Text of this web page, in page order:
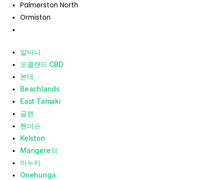
Palmerston North
Ormiston
알바니
오클랜드 CBD
본데
Beachlands
East Tamaki
글렌
헨더슨
Kelston
Mangere의
마누카
Onehunga